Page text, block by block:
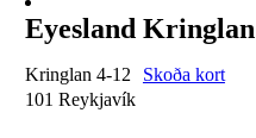
Eyesland Kringlan
Kringlan 4-12
Skoða kort
101 Reykjavík